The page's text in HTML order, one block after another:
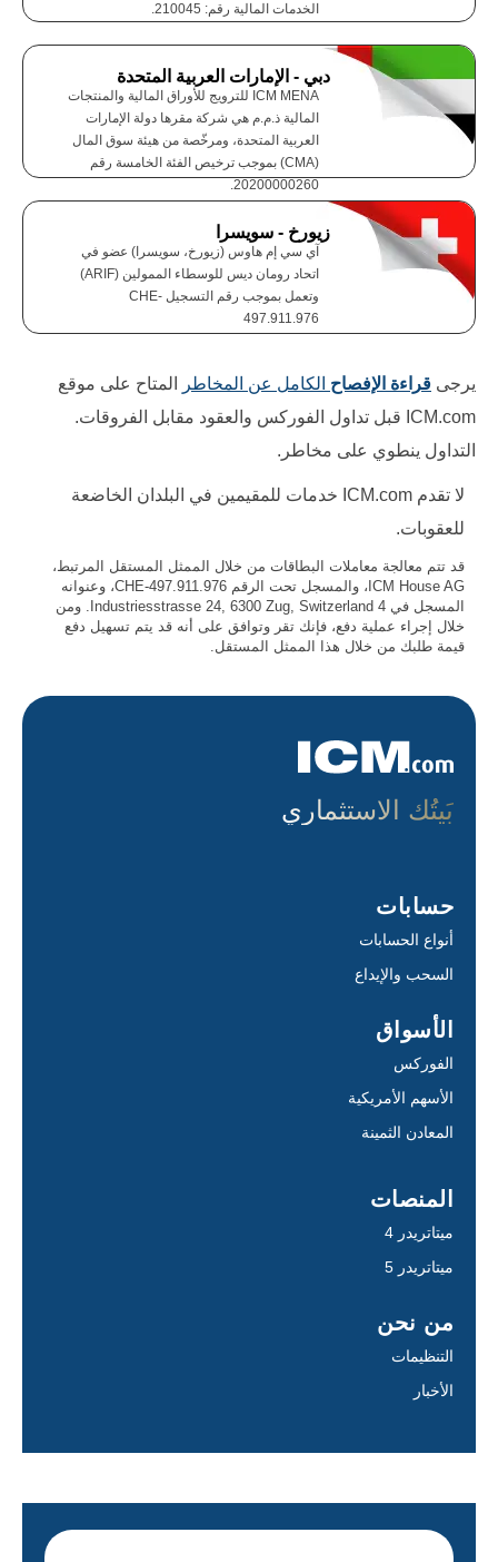
الخدمات المالية رقم: 210045.
دبي - الإمارات العربية المتحدة
ICM MENA للترويج للأوراق المالية والمنتجات
المالية ذ.م.م هي شركة مقرها دولة الإمارات
العربية المتحدة، ومرخّصة من هيئة سوق المال
(CMA) بموجب ترخيص الفئة الخامسة رقم
20200000260.
زيورخ - سويسرا
آي سي إم هاوس (زيورخ، سويسرا) عضو في
اتحاد رومان ديس للوسطاء الممولين (ARIF)
وتعمل بموجب رقم التسجيل CHE-
497.911.976
يرجى قراءة الإفصاح الكامل عن المخاطر
المتاح على موقع
ICM.com قبل تداول الفوركس والعقود مقابل الفروقات.
التداول ينطوي على مخاطر.
لا تقدم ICM.com خدمات للمقيمين في البلدان الخاضعة
للعقوبات.
قد تتم معالجة معاملات البطاقات من خلال الممثل المستقل المرتبط،
ICM House AG، والمسجل تحت الرقم CHE-497.911.976، وعنوانه
المسجل في 4 Industriesstrasse 24, 6300 Zug, Switzerland. ومن
خلال إجراء عملية دفع، فإنك تقر وتوافق على أنه قد يتم تسهيل دفع
قيمة طلبك من خلال هذا الممثل المستقل.
بَيتُك الاستثماري
حسابات
أنواع الحسابات
السحب والإيداع
الأسواق
الفوركس
الأسهم الأمريكية
المعادن الثمينة
المنصات
ميتاتريدر 4
ميتاتريدر 5
من نحن
التنظيمات
الأخبار